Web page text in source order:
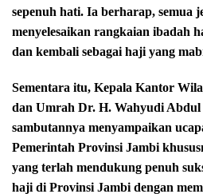
sepenuh hati. Ia berharap, semua
menyelesaikan rangkaian ibadah
dan kembali sebagai haji yang
Sementara itu, Kepala Kantor
dan Umrah Dr. H. Wahyudi
sambutannya menyampaikan
Pemerintah Provinsi Jambi
yang terlah mendukung penuh
haji di Provinsi Jambi dengan